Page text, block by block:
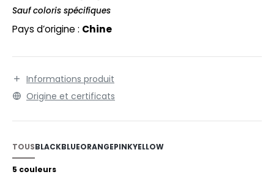
LABEL / TEAR AWAY
ROW
OF THE LOOM VINTAGE
Sauf coloris spécifiques
Pays d’origine : Chine
Informations produit
Origine et certificats
TOUSBLACKBLUEORANGEPINKYELLOW
5 couleurs